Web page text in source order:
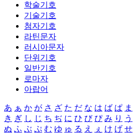
학술기호
기술기호
첨자기호
라틴문자
러시아문자
단위기호
일반기호
로마자
아랍어
あ ぁ か が さ ざ た だ な は ば ぱ ま
き ぎ し じ ち ぢ に ひ び ぴ み り う
ぬ ふ ぶ ぷ む ゆ ゅ る え ぇ け げ せ